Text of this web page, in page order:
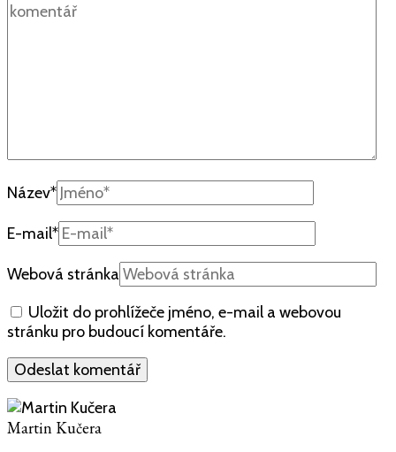
Název*
E-mail*
Webová stránka
Uložit do prohlížeče jméno, e-mail a webovou
stránku pro budoucí komentáře.
Martin Kučera